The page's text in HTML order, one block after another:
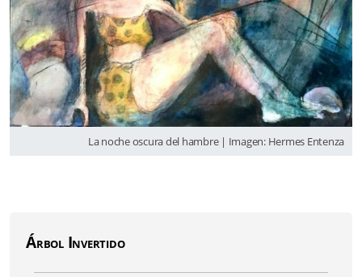
La noche oscura del hambre | Imagen: Hermes Entenza
Árbol Invertido